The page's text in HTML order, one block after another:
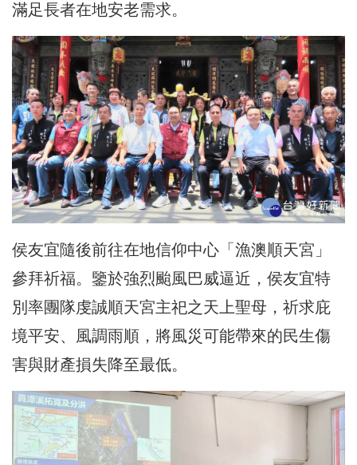
滿足長者在地安老需求。
侯友宜隨後前往在地信仰中心「漁澳順天宮」
參拜祈福。鑒於強烈颱風巴威逼近，侯友宜特
別率團隊虔誠順天宮主祀之天上聖母，祈求庇
境平安、風調雨順，將風災可能帶來的民生傷
害與財產損失降至最低。